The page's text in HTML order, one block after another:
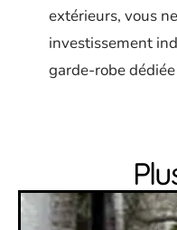
extérieurs, vous
investissement
garde-robe